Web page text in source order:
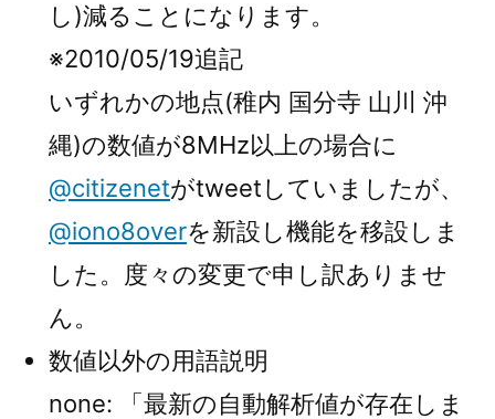
し)減ることになります。
※2010/05/19追記
いずれかの地点(稚内 国分寺 山川 沖
縄)の数値が8MHz以上の場合に
@citizenetがtweetしていましたが、
@iono8overを新設し機能を移設しま
した。度々の変更で申し訳ありませ
ん。
数値以外の用語説明
none: 「最新の自動解析値が存在しま